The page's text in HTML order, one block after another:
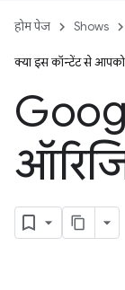
होम पेज Shows
क्या इस कॉन्टेंट से